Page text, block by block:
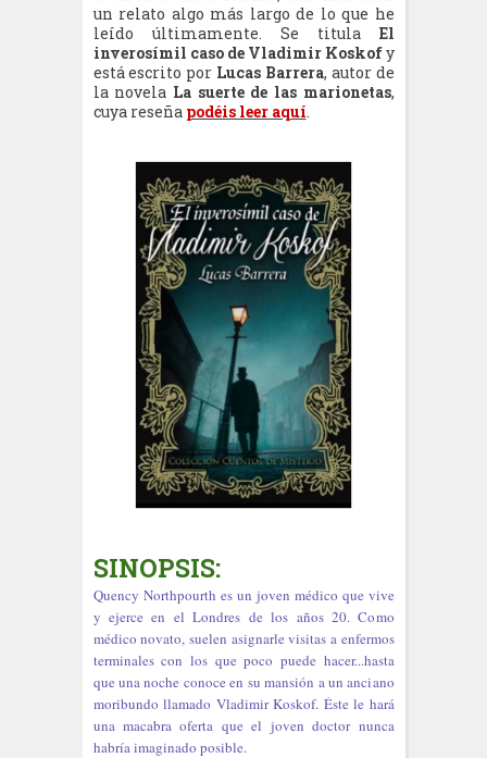
un relato algo más largo de lo que he
leído últimamente. Se titula El
inverosímil caso de Vladimir Koskofy
está escrito por Lucas Barrera, autor de
la novela La suerte de las marionetas,
cuya reseña podéis leer aquí.
SINOPSIS:
Quency Northpourth es un joven médico que vive
y ejerce en el Londres de los años 20. Como
médico novato, suelen asignarle visitas a enfermos
terminales con los que poco puede hacer...hasta
que una noche conoce en su mansión a un anciano
moribundo llamado Vladimir Koskof. Éste le hará
una macabra oferta que el joven doctor nunca
habría imaginado posible.